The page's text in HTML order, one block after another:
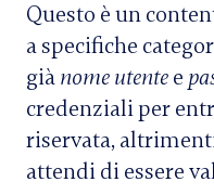
Questo è un
a specifiche
già nome utente e
credenziali per
riservata,
attendi di essere